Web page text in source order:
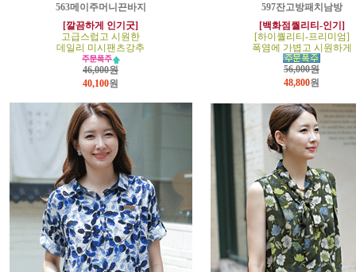
563메이주머니끈바지
[깔끔하게 인기굿]
고급스럽고 시원한
데일리 미시팬츠강추
46,000원
40,100원
597잔고방패치남방
[백화점퀄리티-인기]
[하이퀄리티-프리미엄]
폭염에 가볍고 시원하게
56,000원
48,800원